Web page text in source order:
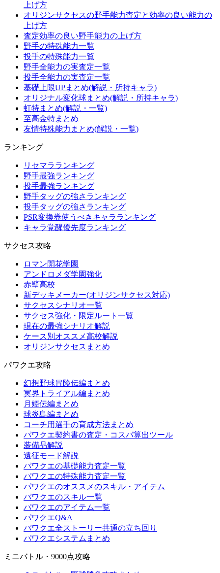
上げ方
オリジンサクセスの野手能力査定と効率の良い能力の
上げ方
査定効率の良い野手能力の上げ方
野手の特殊能力一覧
投手の特殊能力一覧
野手全能力の実査定一覧
投手全能力の実査定一覧
基礎上限UPまとめ(解説・所持キャラ)
オリジナル変化球まとめ(解説・所持キャラ)
虹特まとめ(解説・一覧)
至高金特まとめ
友情特殊能力まとめ(解説・一覧)
ランキング
リセマラランキング
野手最強ランキング
投手最強ランキング
野手タッグの強さランキング
投手タッグの強さランキング
PSR変換券使うべきキャラランキング
キャラ覚醒優先度ランキング
サクセス攻略
ロマン開花学園
アンドロメダ学園強化
赤壁高校
新デッキメーカー(オリジンサクセス対応)
サクセスシナリオ一覧
サクセス強化・限定ルート一覧
現在の最強シナリオ解説
ケース別オススメ高校解説
オリジンサクセスまとめ
パワクエ攻略
幻想野球冒険伝編まとめ
冥界トライアル編まとめ
月姫伝編まとめ
球炎島編まとめ
コーチ用選手の育成方法まとめ
パワクエ契約書の査定・コスパ算出ツール
装備品解説
遠征モード解説
パワクエの基礎能力査定一覧
パワクエの特殊能力査定一覧
パワクエのオススメのスキル・アイテム
パワクエのスキル一覧
パワクエのアイテム一覧
パワクエQ&A
パワクエ全ストーリー共通の立ち回り
パワクエシステムまとめ
ミニバトル・9000点攻略